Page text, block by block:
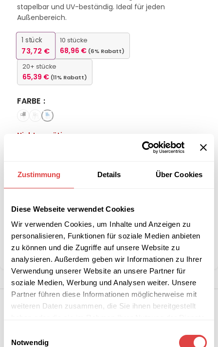
Zustimmung Details Über Cookies
Diese Webseite verwendet Cookies
Wir verwenden Cookies, um Inhalte und Anzeigen zu
personalisieren, Funktionen für soziale Medien anbieten
zu können und die Zugriffe auf unsere Website zu
analysieren. Außerdem geben wir Informationen zu Ihrer
Verwendung unserer Website an unsere Partner für
soziale Medien, Werbung und Analysen weiter. Unsere
Partner führen diese Informationen möglicherweise mit
weiteren Daten zusammen, die Sie ihnen bereitgestellt
Notwendig
stapelbar und UV-beständig. Ideal für jeden
Außenbereich.
1 stück
73,72 €
10 stücke
68,96 € (6% Rabatt)
20+ stücke
65,39 € (11% Rabatt)
FARBE
Nicht vorrätig
größeren
Stückzahlen?
anfordern
Kategorie: Gartenstühle und -sessel
Marke:Gastro Uzal
Teilen: